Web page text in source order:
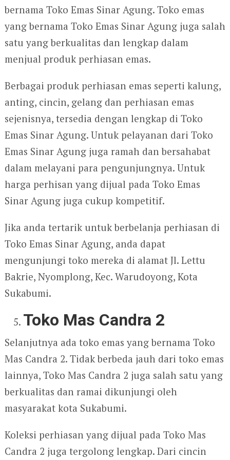
bernama Toko Emas Sinar Agung. Toko emas
yang bernama Toko Emas Sinar Agung juga salah
satu yang berkualitas dan lengkap dalam
menjual produk perhiasan emas.
Berbagai produk perhiasan emas seperti kalung,
anting, cincin, gelang dan perhiasan emas
sejenisnya, tersedia dengan lengkap di Toko
Emas Sinar Agung. Untuk pelayanan dari Toko
Emas Sinar Agung juga ramah dan bersahabat
dalam melayani para pengunjungnya. Untuk
harga perhisan yang dijual pada Toko Emas
Sinar Agung juga cukup kompetitif.
Jika anda tertarik untuk berbelanja perhiasan di
Toko Emas Sinar Agung, anda dapat
mengunjungi toko mereka di alamat Jl. Lettu
Bakrie, Nyomplong, Kec. Warudoyong, Kota
Sukabumi.
Toko Mas Candra 2
Selanjutnya ada toko emas yang bernama Toko
Mas Candra 2. Tidak berbeda jauh dari toko emas
lainnya, Toko Mas Candra 2 juga salah satu yang
berkualitas dan ramai dikunjungi oleh
masyarakat kota Sukabumi.
Koleksi perhiasan yang dijual pada Toko Mas
Candra 2 juga tergolong lengkap. Dari cincin